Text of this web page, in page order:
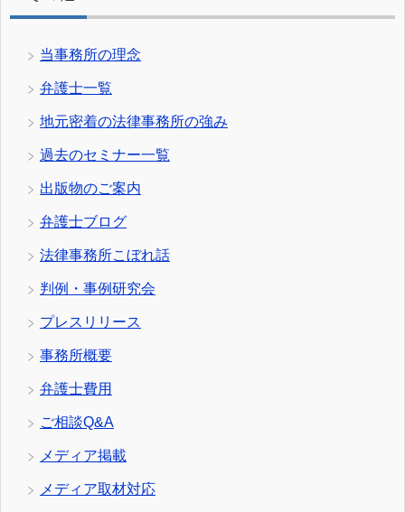
当事務所の理念
弁護士一覧
地元密着の法律事務所の強み
過去のセミナー一覧
出版物のご案内
弁護士ブログ
法律事務所こぼれ話
判例・事例研究会
プレスリリース
事務所概要
弁護士費用
ご相談Q&A
メディア掲載
メディア取材対応